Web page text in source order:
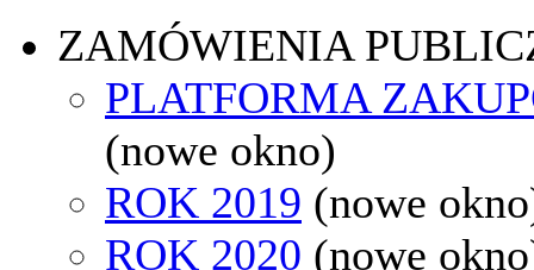
ZAMÓWIENIA
PLATFORMA
(nowe okno)
ROK 2019 (nowe
ROK 2020 (nowe